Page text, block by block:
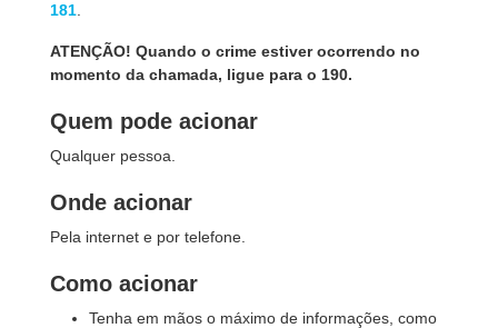
181
ATENÇÃO! Quando o crime estiver ocorrendo no
momento da chamada, ligue para o 190.
Quem pode acionar
Qualquer pessoa.
Onde acionar
Pela internet e por telefone.
Como acionar
Tenha em mãos o máximo de informações, como